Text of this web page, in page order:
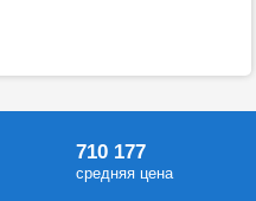
710 177
средняя цена